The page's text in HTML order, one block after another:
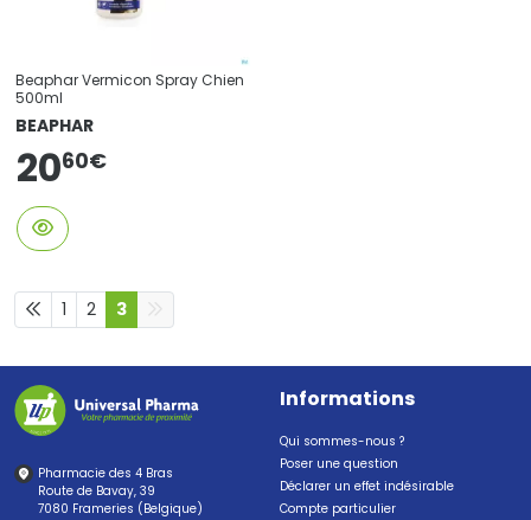
Beaphar Vermicon Spray Chien
500ml
BEAPHAR
2060€
1 2 3
Pharmacie des 4 Bras
Route de Bavay, 39
7080 Frameries (Belgique)
Informations
Qui sommes-nous ?
Poser une question
Déclarer un effet indésirable
Compte particulier